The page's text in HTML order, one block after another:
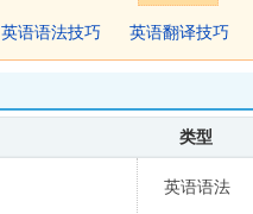
英语语法技巧 英语翻译技巧
类型
英语语法